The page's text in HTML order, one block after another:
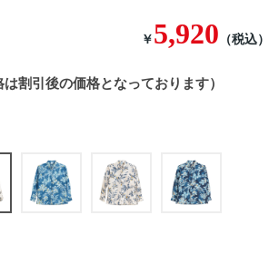
割引後の価格となっております）
￥ 5,920 （税込）